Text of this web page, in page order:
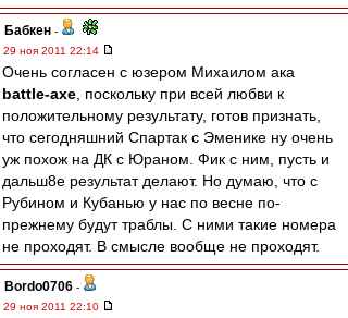
Бабкен -
29 ноя 2011 22:14
Очень согласен с юзером Михаилом ака
battle-axe , поскольку при всей любви к
положительному результату, готов признать,
что сегодняшний Спартак с Эменике ну очень
уж похож на ДК с Юраном. Фик с ним, пусть и
дальш8е результат делают. Но думаю, что с
Рубином и Кубанью у нас по весне по-
прежнему будут траблы. С ними такие номера
не проходят. В смысле вообще не проходят.
Bordo0706 -
29 ноя 2011 22:10